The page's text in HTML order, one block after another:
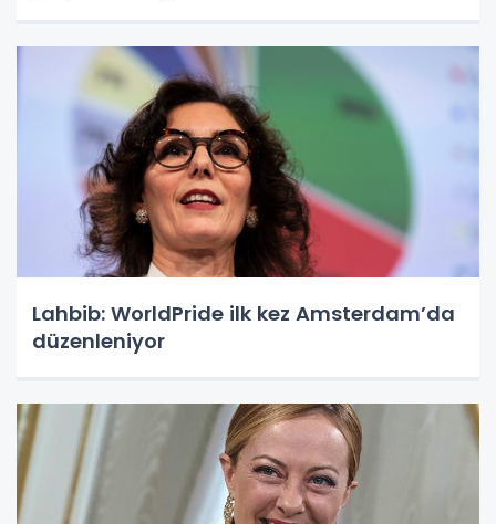
Lahbib: WorldPride ilk kez Amsterdam’da
düzenleniyor